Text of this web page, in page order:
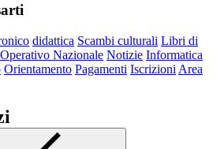
didattica Scambi culturali Libri di
Nazionale Notizie Informatica
Orientamento Pagamenti Iscrizioni Area